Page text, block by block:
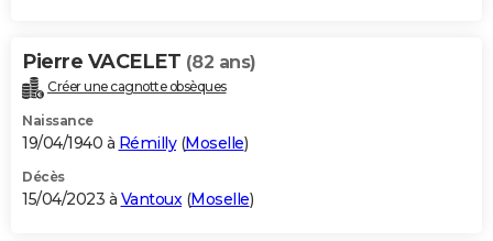
Pierre VACELET (82 ans)
Créer une cagnotte obsèques
Naissance
19/04/1940 à Rémilly(Moselle)
Décès
15/04/2023 à Vantoux(Moselle)